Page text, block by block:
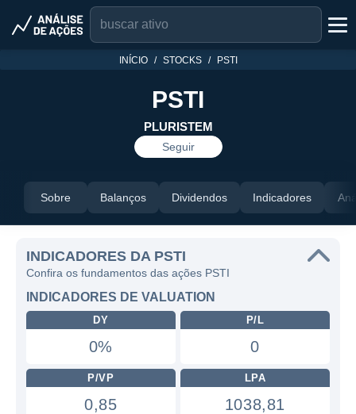
INÍCIO STOCKS PSTI
PSTI
PLURISTEM
Seguir
Sobre Balanços Dividendos Indicadores
INDICADORES DA PSTI
Confira os fundamentos das ações PSTI
INDICADORES DE VALUATION
DY
0%
P/L
0
P/VP
0,85
LPA
1038,81